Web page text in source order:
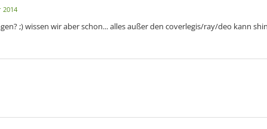
2014
;) wissen wir aber schon... alles außer den coverlegis/ray/deo kann